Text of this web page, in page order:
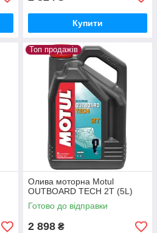
Купити
Топ продажів
Олива моторна Motul
OUTBOARD TECH 2T (5L)
Готово до відправки
2 898 ₴